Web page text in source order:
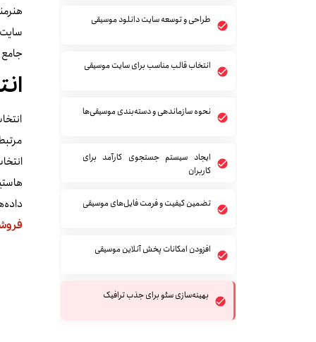
طراحی و توسعه سایت دانلود موسیقی
انتخاب قالب مناسب برای سایت موسیقی
نحوه سازماندهی و دسته‌بندی موسیقی‌ها
ایجاد سیستم جستجوی کارآمد برای
کاربران
تضمین کیفیت و فرمت فایل‌های موسیقی
افزودن امکانات پخش آنلاین موسیقی
بهینه‌سازی سئو برای جذب ترافیک
جامع